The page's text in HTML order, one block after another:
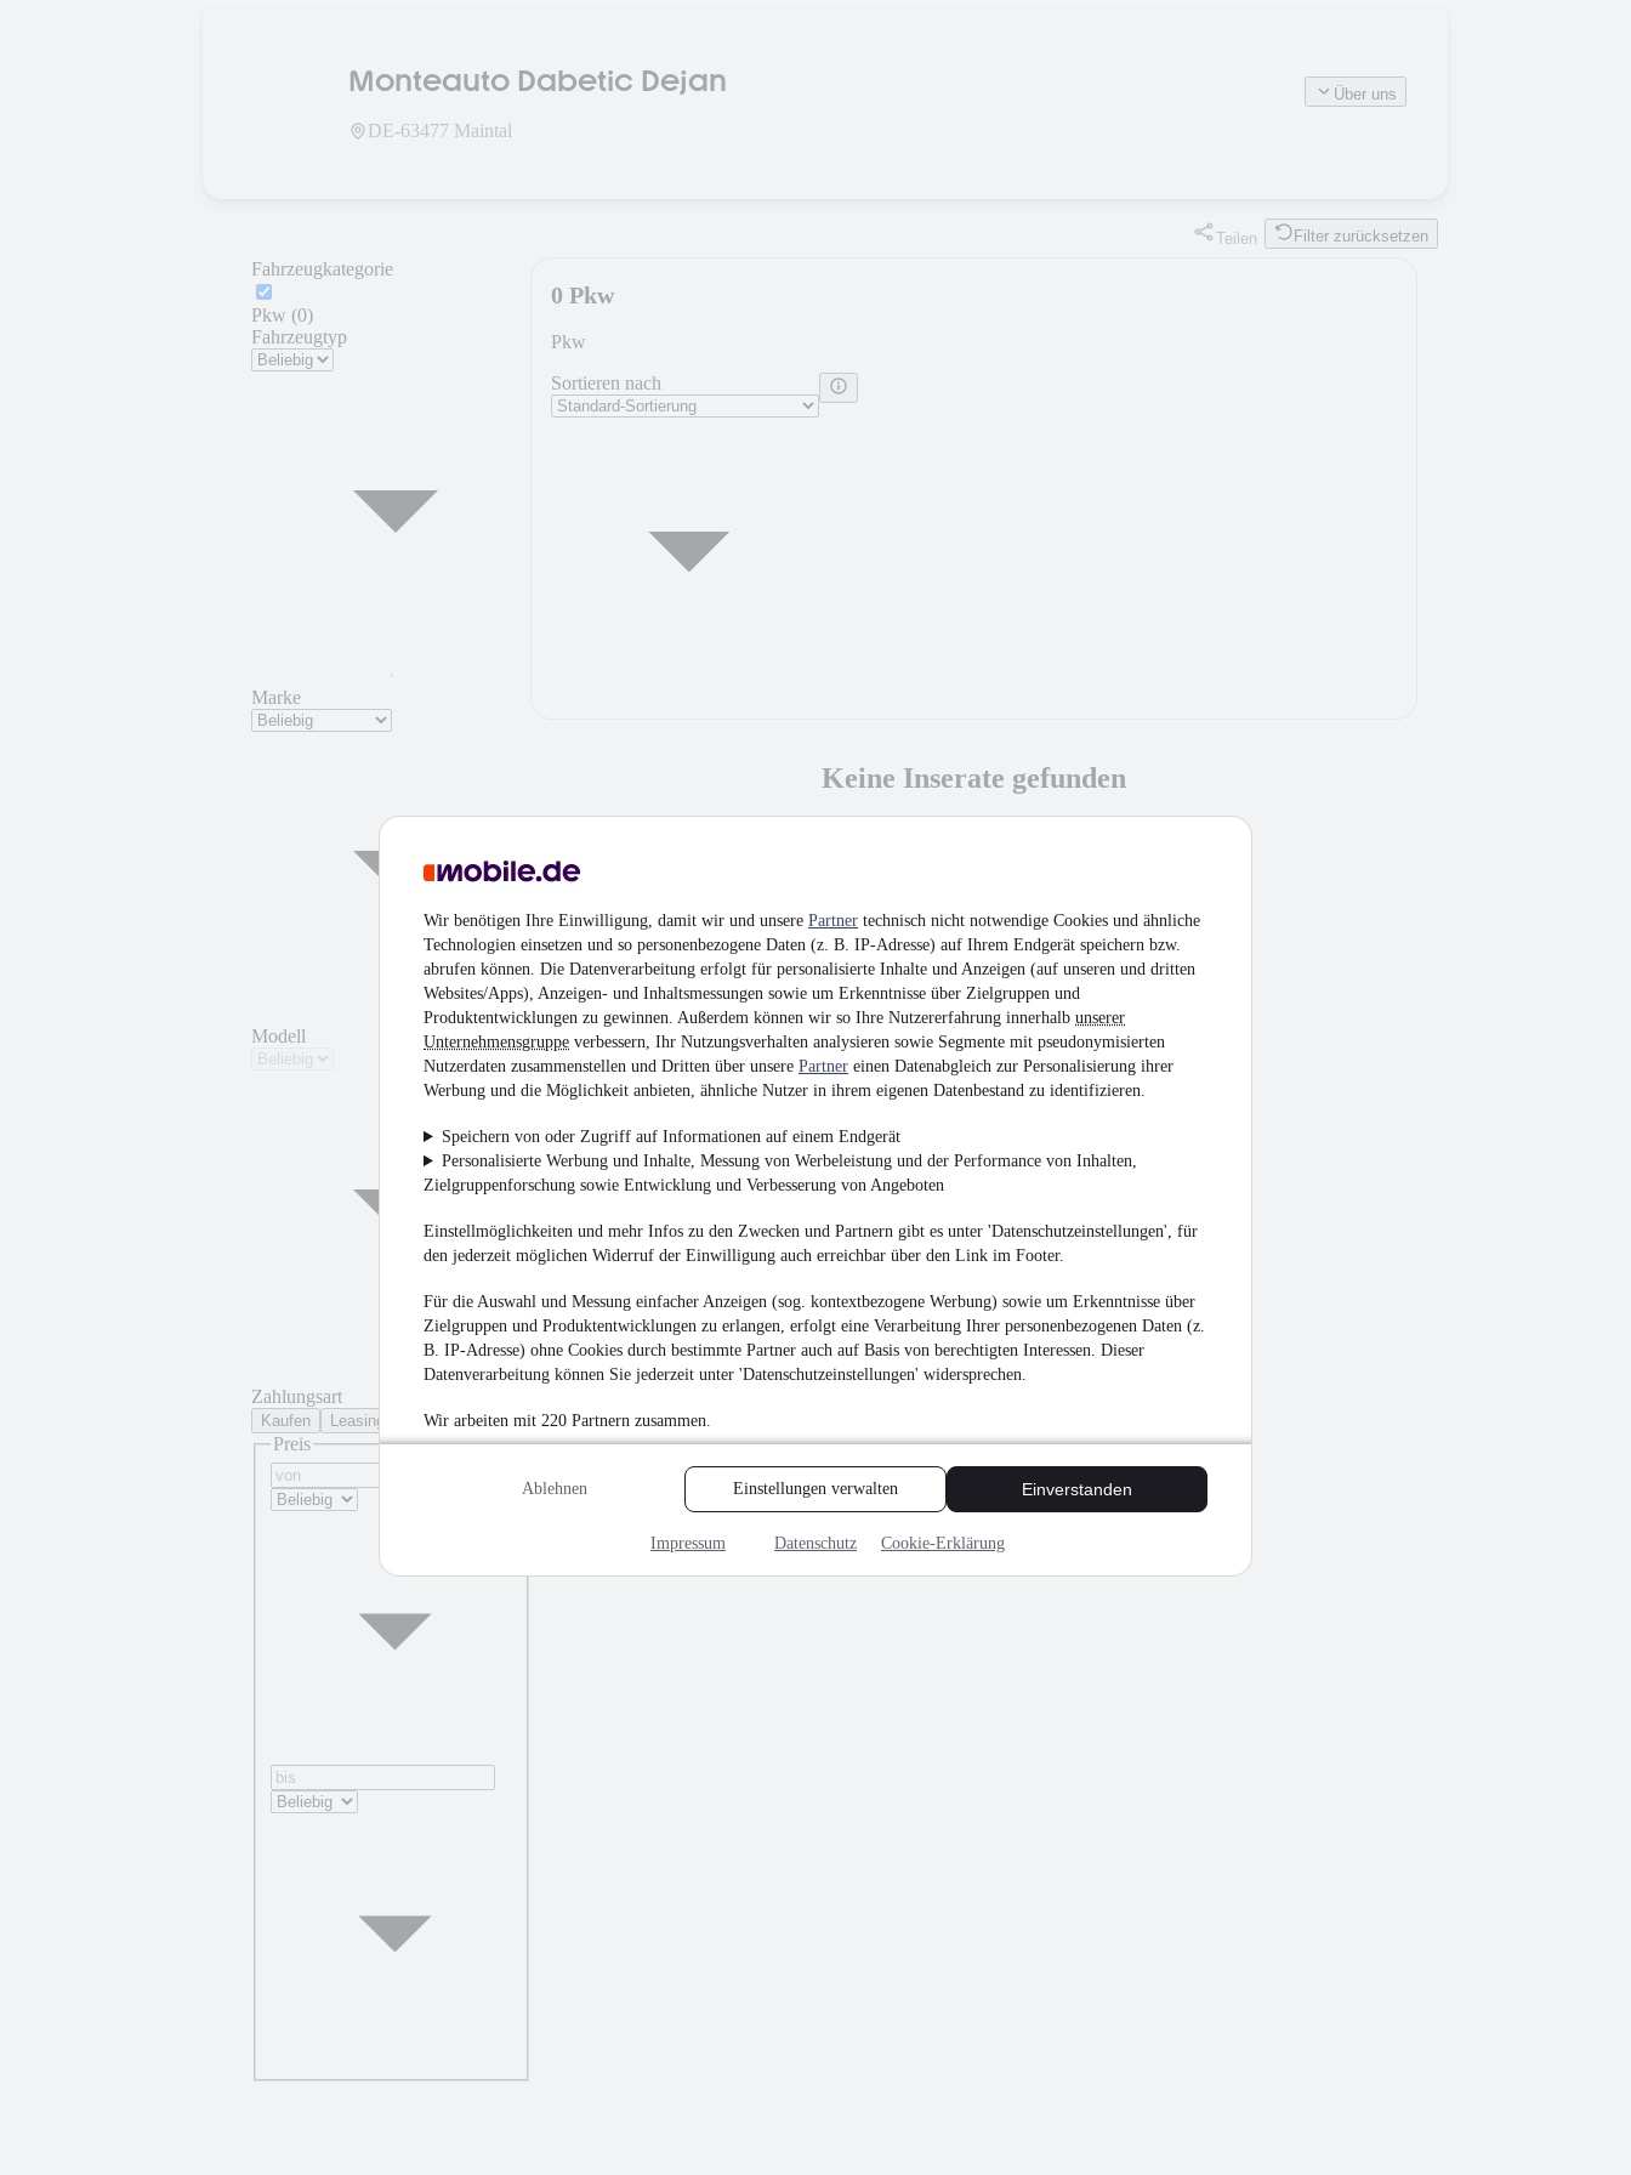
Wir benötigen Ihre Einwilligung, damit wir und unsere Partner technisch nicht notwendige Cookies und ähnliche
Technologien einsetzen und so personenbezogene Daten (z. B. IP-Adresse) auf Ihrem Endgerät speichern bzw.
abrufen können. Die Datenverarbeitung erfolgt für personalisierte Inhalte und Anzeigen (auf unseren und dritten
Websites/Apps), Anzeigen- und Inhaltsmessungen sowie um Erkenntnisse über Zielgruppen und
Produktentwicklungen zu gewinnen. Außerdem können wir so Ihre Nutzererfahrung innerhalb unserer
Unternehmensgruppe verbessern, Ihr Nutzungsverhalten analysieren sowie Segmente mit pseudonymisierten
Nutzerdaten zusammenstellen und Dritten über unsere Partner einen Datenabgleich zur Personalisierung ihrer
Werbung und die Möglichkeit anbieten, ähnliche Nutzer in ihrem eigenen Datenbestand zu identifizieren.
Speichern von oder Zugriff auf Informationen auf einem Endgerät
Personalisierte Werbung und Inhalte, Messung von Werbeleistung und der Performance von Inhalten,
Zielgruppenforschung sowie Entwicklung und Verbesserung von Angeboten
Einstellmöglichkeiten und mehr Infos zu den Zwecken und Partnern gibt es unter 'Datenschutzeinstellungen', für
den jederzeit möglichen Widerruf der Einwilligung auch erreichbar über den Link im Footer.
Für die Auswahl und Messung einfacher Anzeigen (sog. kontextbezogene Werbung) sowie um Erkenntnisse über
Zielgruppen und Produktentwicklungen zu erlangen, erfolgt eine Verarbeitung Ihrer personenbezogenen Daten (z.
B. IP-Adresse) ohne Cookies durch bestimmte Partner auch auf Basis von berechtigten Interessen. Dieser
Datenverarbeitung können Sie jederzeit unter 'Datenschutzeinstellungen' widersprechen.
Wir arbeiten mit 220 Partnern zusammen.
Ablehnen Einstellungen verwalten Einverstanden
Impressum Datenschutz Cookie-Erklärung
Monteauto Dabetic Dejan
DE-63477 Maintal
Über uns
Teilen Filter zurücksetzen
Fahrzeugkategorie
Pkw (0)
Fahrzeugtyp
Marke
Modell
Zahlungsart
Kaufen Leasing
Preis
0 Pkw
Pkw
Sortieren nach
Keine Inserate gefunden